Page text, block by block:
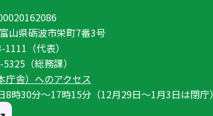
山県砺波市栄町7番3号
（代表）
（総務課）
庁舎）へのアクセス
8時30分〜17時15分（12月29日〜1月3日は閉庁）